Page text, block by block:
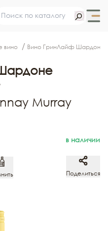
вино Вино ГринЛайф Шардоне
Murray
в наличии
Поделиться